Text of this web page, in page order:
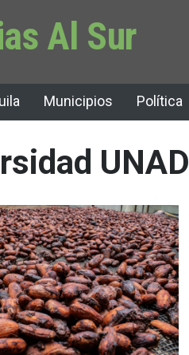
Al Sur
Municipios Política
UNAD